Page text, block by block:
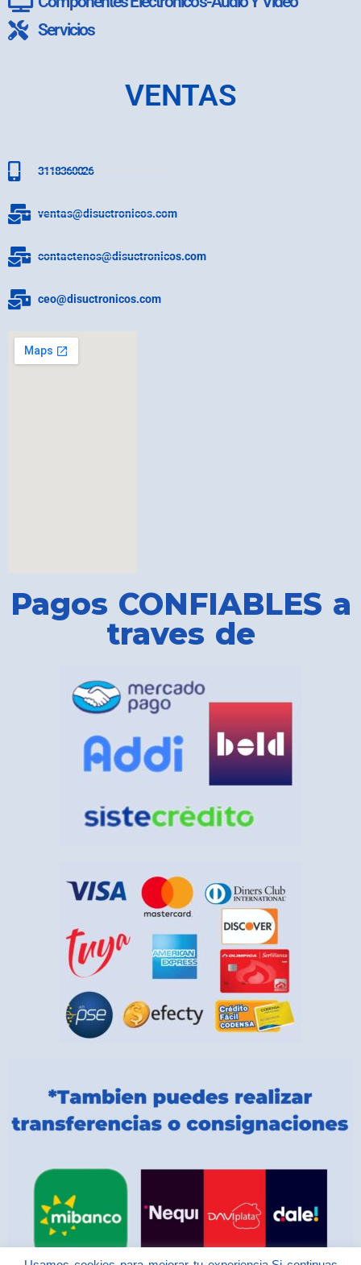
Servicios
VENTAS
3118360026
ventas@disuctronicos.com
contactenos@disuctronicos.com
ceo@disuctronicos.com
Pagos CONFIABLES a
traves de